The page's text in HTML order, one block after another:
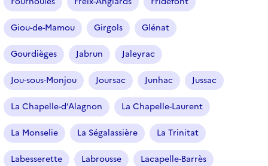
Giou-de-Mamou Girgols Glénat
Gourdièges Jabrun Jaleyrac
Jou-sous-Monjou Joursac Junhac Jussac
La Chapelle-d’Alagnon La Chapelle-Laurent
La Monselie La Ségalassière La Trinitat
Labesserette Labrousse Lacapelle-Barrès